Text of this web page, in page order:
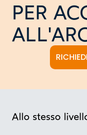
PER
Allo stesso